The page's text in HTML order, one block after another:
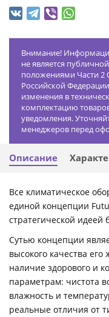
Внимание!
не является
положениями Части 2
Российской
изменения в
комплектацию
уведомления.
менеджеров перед
Описание
Все климатическое
единой концепции
стратегической идеей
Сутью концепции
высокого качества
наличие здорового и
параметрам: чистота
влажность и
реальные отличия от